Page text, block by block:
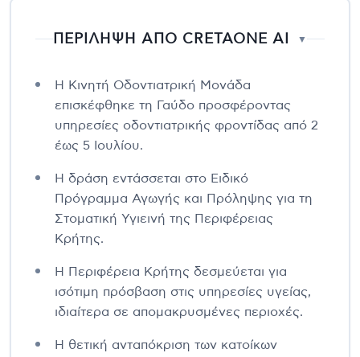
ΠΕΡΙΛΗΨΗ ΑΠΟ CRETAONE AI ▼
Η Κινητή Οδοντιατρική Μονάδα
επισκέφθηκε τη Γαύδο προσφέροντας
υπηρεσίες οδοντιατρικής φροντίδας από 2
έως 5 Ιουλίου.
Η δράση εντάσσεται στο Ειδικό
Πρόγραμμα Αγωγής και Πρόληψης για τη
Στοματική Υγιεινή της Περιφέρειας
Κρήτης.
Η Περιφέρεια Κρήτης δεσμεύεται για
ισότιμη πρόσβαση στις υπηρεσίες υγείας,
ιδιαίτερα σε απομακρυσμένες περιοχές.
Η θετική ανταπόκριση των κατοίκων